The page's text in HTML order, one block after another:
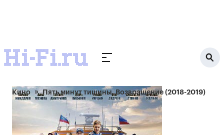
Кино Пять минут тишины. Возвращение (2018-2019)